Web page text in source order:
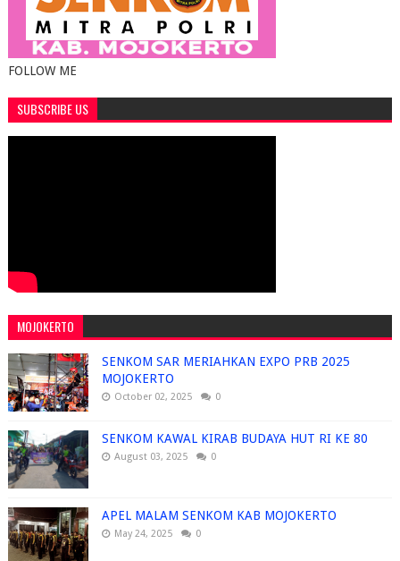
FOLLOW ME
SUBSCRIBE US
MOJOKERTO
SENKOM SAR MERIAHKAN EXPO PRB 2025
MOJOKERTO
October 02, 2025 0
SENKOM KAWAL KIRAB BUDAYA HUT RI KE 80
August 03, 2025 0
APEL MALAM SENKOM KAB MOJOKERTO
May 24, 2025 0